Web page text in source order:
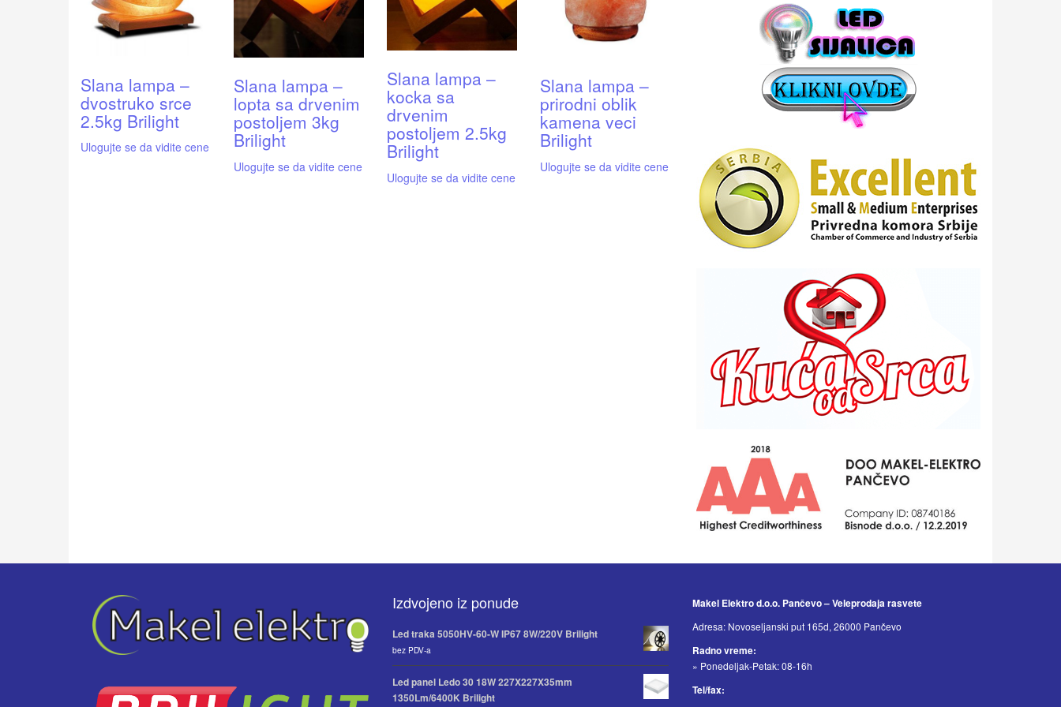
Slana lampa –
dvostruko srce
2.5kg Brilight
Ulogujte se da vidite cene
Slana lampa –
lopta sa drvenim
postoljem 3kg
Brilight
Ulogujte se da vidite cene
Slana lampa –
kocka sa
drvenim
postoljem 2.5kg
Brilight
Ulogujte se da vidite cene
Slana lampa –
prirodni oblik
kamena veci
Brilight
Ulogujte se da vidite cene
Izdvojeno iz ponude
Led traka 5050HV-60-W IP67 8W/220V Brilight
bez PDV-a
Led panel Ledo 30 18W 227X227X35mm
1350Lm/6400K Brilight
Makel Elektro d.o.o. Pančevo – Veleprodaja rasvete
Adresa: Novoseljanski put 165d, 26000 Pančevo
Radno vreme:
» Ponedeljak-Petak: 08-16h
Tel/fax: